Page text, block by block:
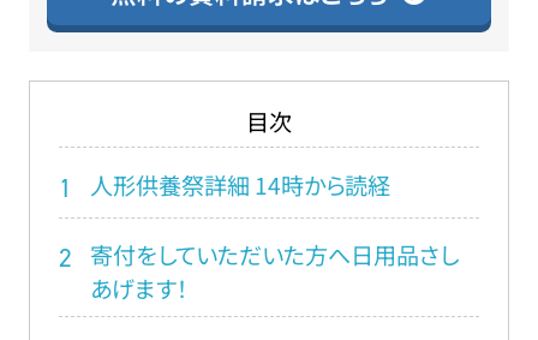
目次
1 人形供養祭詳細 14時から読経
2
寄付をしていただいた方へ日用品さし
あげます！